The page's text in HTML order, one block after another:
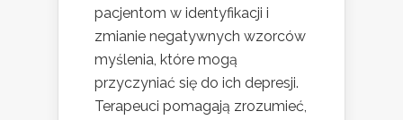
pacjentom w identyfikacji i
zmianie negatywnych wzorców
myślenia, które mogą
przyczyniać się do ich depresji.
Terapeuci pomagają zrozumieć,